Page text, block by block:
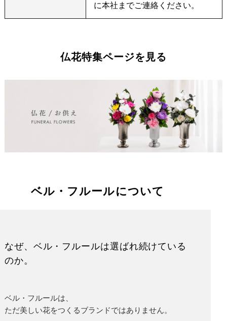
に本社までご連絡ください。
仏花特集ページを見る
ベル・フルールについて
なぜ、ベル・フルールは選ばれ続けている
のか。
ベル・フルールは、
ただ美しい花をつくるブランドではありません。